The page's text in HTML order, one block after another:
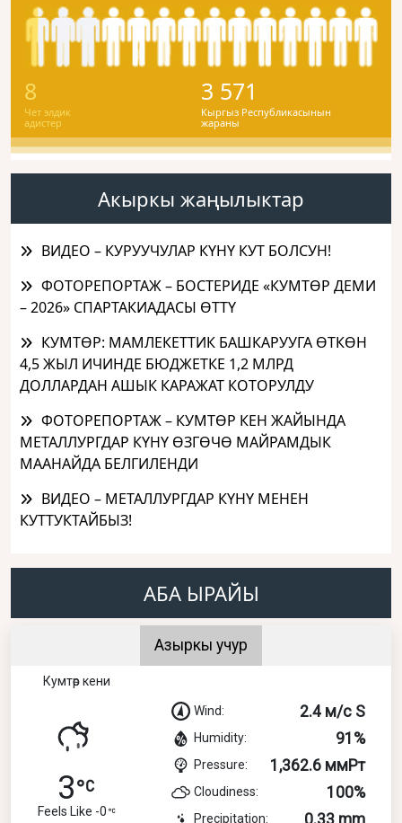
8
Чет элдик
адистер
3 571
Кыргыз Республикасынын
жараны
Акыркы жаңылыктар
ВИДЕО – КУРУУЧУЛАР КҮНҮ КУТ БОЛСУН!
ФОТОРЕПОРТАЖ – БОСТЕРИДЕ «КУМТӨР ДЕМИ
– 2026» СПАРТАКИАДАСЫ ӨТТҮ
КУМТӨР: МАМЛЕКЕТТИК БАШКАРУУГА ӨТКӨН
4,5 ЖЫЛ ИЧИНДЕ БЮДЖЕТКЕ 1,2 МЛРД
ДОЛЛАРДАН АШЫК КАРАЖАТ КОТОРУЛДУ
ФОТОРЕПОРТАЖ – КУМТӨР КЕН ЖАЙЫНДА
МЕТАЛЛУРГДАР КҮНҮ ӨЗГӨЧӨ МАЙРАМДЫК
МААНАЙДА БЕЛГИЛЕНДИ
ВИДЕО – МЕТАЛЛУРГДАР КҮНҮ МЕНЕН
КУТТУКТАЙБЫЗ!
АБА ЫРАЙЫ
Азыркы учур
Кумтөр кени
3
Feels Like -0
Wind: 2.4 м/с S
Humidity: 91%
Pressure: 1,362.6 ммРт
Cloudiness: 100%
Precipitation: 0.33 mm